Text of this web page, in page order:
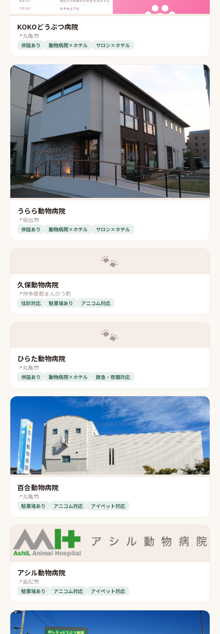
KOKOどうぶつ病院
📍丸亀市
併設あり 動物病院×ホテル サロン×ホテル
うらら動物病院
📍坂出市
併設あり 動物病院×ホテル サロン×ホテル
🐾
久保動物病院
📍仲多度郡まんのう町
往診対応 駐車場あり アニコム対応
🐾
ひらた動物病院
📍丸亀市
併設あり 動物病院×ホテル 救急・夜間対応
百合動物病院
📍丸亀市
駐車場あり アニコム対応 アイペット対応
アシル動物病院
📍高松市
駐車場あり アニコム対応 アイペット対応